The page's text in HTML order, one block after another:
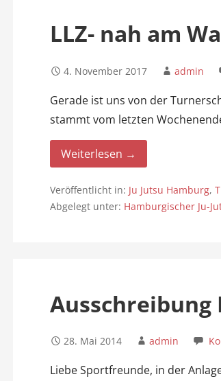
LLZ- nah am
4. November 2017 admin
Gerade ist uns von der
stammt vom letzten
Weiterlesen →
Veröffentlicht in: Ju Jutsu Hamburg,
Abgelegt unter: Hamburgischer Ju-
Ausschreibung
28. Mai 2014 admin
Liebe Sportfreunde, in der